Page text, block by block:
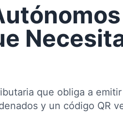
que obliga a
y un código QR